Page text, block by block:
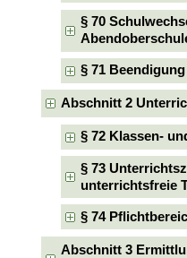
§ 70
§ 71
Abschnitt 2
§ 72 Klassen-
§ 73
unterrichtsfreie
§ 74
Abschnitt 3